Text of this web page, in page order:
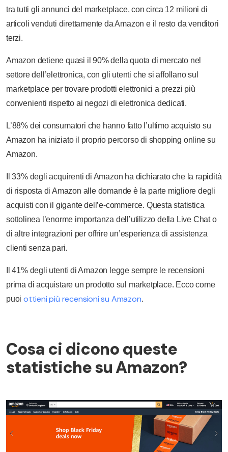
tra tutti gli annunci del marketplace, con circa 12 milioni di
articoli venduti direttamente da Amazon e il resto da venditori
terzi.
Amazon detiene quasi il 90% della quota di mercato nel
settore dell’elettronica, con gli utenti che si affollano sul
marketplace per trovare prodotti elettronici a prezzi più
convenienti rispetto ai negozi di elettronica dedicati.
L’88% dei consumatori che hanno fatto l’ultimo acquisto su
Amazon ha iniziato il proprio percorso di shopping online su
Amazon.
Il 33% degli acquirenti di Amazon ha dichiarato che la rapidità
di risposta di Amazon alle domande è la parte migliore degli
acquisti con il gigante dell’e-commerce. Questa statistica
sottolinea l’enorme importanza dell’utilizzo della Live Chat o
di altre integrazioni per offrire un’esperienza di assistenza
clienti senza pari.
Il 41% degli utenti di Amazon legge sempre le recensioni
prima di acquistare un prodotto sul marketplace. Ecco come
puoi ottieni più recensioni su Amazon.
Cosa ci dicono queste
statistiche su Amazon?